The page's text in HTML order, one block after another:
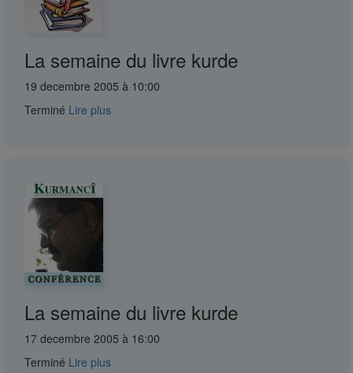
La semaine du livre kurde
19 decembre 2005 à 10:00
Terminé Lire plus
La semaine du livre kurde
17 decembre 2005 à 16:00
Terminé Lire plus